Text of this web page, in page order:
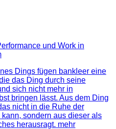
und Work in
Dings fügen bankleer eine
das Ding durch seine
sich nicht mehr in
bringen lässt. Aus dem Ding
nicht in die Ruhe der
sondern aus dieser als
herausragt. mehr